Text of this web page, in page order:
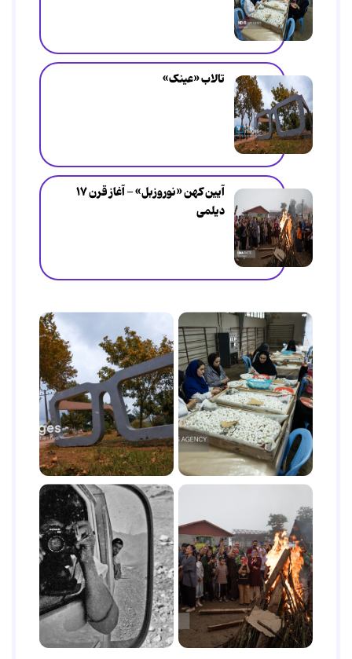
تالاب «عینک»
آیین کهن «نوروزبل» - آغاز قرن ۱۷
دیلمی